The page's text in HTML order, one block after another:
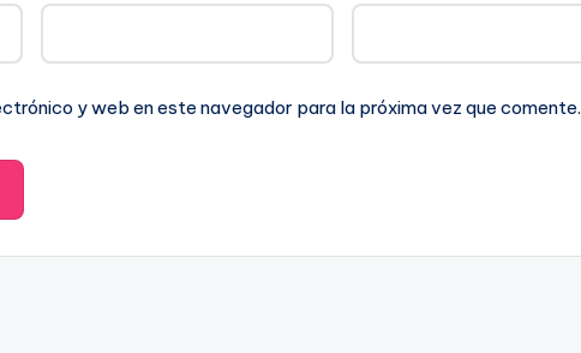
y web en este navegador para la próxima vez que comente.